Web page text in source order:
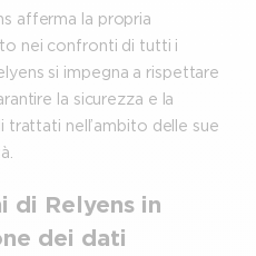
afferma la propria
nei confronti di tutti i
si impegna a rispettare
la sicurezza e la
trattati nell’ambito delle sue
di Relyens in
dei dati